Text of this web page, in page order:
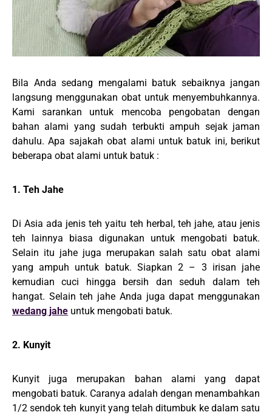
Bila Anda sedang mengalami batuk sebaiknya jangan
langsung menggunakan obat untuk menyembuhkannya.
Kami sarankan untuk mencoba pengobatan dengan
bahan alami yang sudah terbukti ampuh sejak jaman
dahulu. Apa sajakah obat alami untuk batuk ini, berikut
beberapa obat alami untuk batuk :
1. Teh Jahe
Di Asia ada jenis teh yaitu teh herbal, teh jahe, atau jenis
teh lainnya biasa digunakan untuk mengobati batuk.
Selain itu jahe juga merupakan salah satu obat alami
yang ampuh untuk batuk. Siapkan 2 – 3 irisan jahe
kemudian cuci hingga bersih dan seduh dalam teh
hangat. Selain teh jahe Anda juga dapat menggunakan
wedang jahe untuk mengobati batuk.
2. Kunyit
Kunyit juga merupakan bahan alami yang dapat
mengobati batuk. Caranya adalah dengan menambahkan
1/2 sendok teh kunyit yang telah ditumbuk ke dalam satu